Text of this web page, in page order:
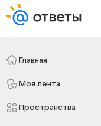
Главная
Моя лента
Пространства